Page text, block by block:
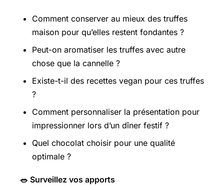
Comment conserver au mieux des truffes
maison pour qu’elles restent fondantes ?
Peut-on aromatiser les truffes avec autre
chose que la cannelle ?
Existe-t-il des recettes vegan pour ces truffes
?
Comment personnaliser la présentation pour
impressionner lors d’un dîner festif ?
Quel chocolat choisir pour une qualité
optimale ?
🥗 Surveillez vos apports